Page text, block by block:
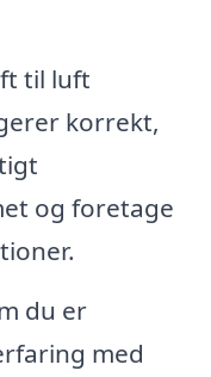
til luft
korrekt,
og foretage
du er
med